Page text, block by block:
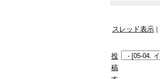
スレッド表示 |
投
稿